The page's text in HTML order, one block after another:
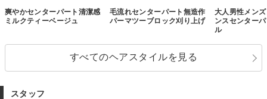
爽やかセンターパート清潔感
ミルクティーベージュ
毛流れセンターパート無造作
パーマツーブロック刈り上げ
大人男性メン
ンスセンター
ル
すべてのヘアスタイルを見る
スタッフ